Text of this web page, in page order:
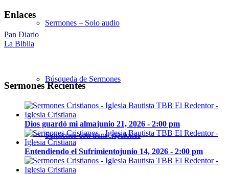
Sermones – Solo audio
Búsqueda de Sermones
Sermones con transcripciones
Enlaces
Pan Diario
La Biblia
Sermones Recientes
Dios guardó mi almajunio 21, 2026 - 2:00 pm
Entendiendo el Sufrimientojunio 14, 2026 - 2:00 pm